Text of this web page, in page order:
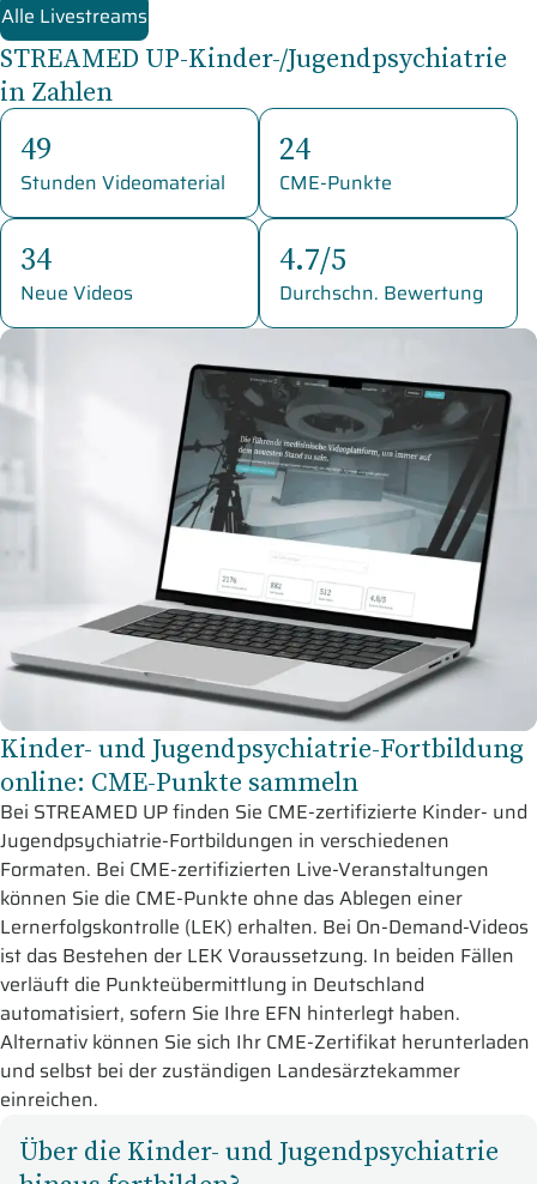
Alle Livestreams
STREAMED UP-Kinder-/Jugendpsychiatrie
in Zahlen
49
Stunden Videomaterial
24
CME-Punkte
34
Neue Videos
4.7/5
Durchschn. Bewertung
Kinder- und Jugendpsychiatrie-Fortbildung
online: CME-Punkte sammeln
Bei STREAMED UP finden Sie CME-zertifizierte Kinder- und
Jugendpsychiatrie-Fortbildungen in verschiedenen
Formaten. Bei CME-zertifizierten Live-Veranstaltungen
können Sie die CME-Punkte ohne das Ablegen einer
Lernerfolgskontrolle (LEK) erhalten. Bei On-Demand-Videos
ist das Bestehen der LEK Voraussetzung. In beiden Fällen
verläuft die Punkteübermittlung in Deutschland
automatisiert, sofern Sie Ihre EFN hinterlegt haben.
Alternativ können Sie sich Ihr CME-Zertifikat herunterladen
und selbst bei der zuständigen Landesärztekammer
einreichen.
Über die Kinder- und Jugendpsychiatrie